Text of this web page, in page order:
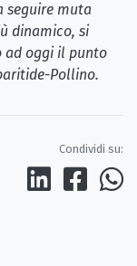
seguire muta
dinamico, si
ad oggi il punto
Pollino.
Condividi su: